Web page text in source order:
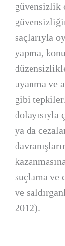
güvensizlik
saçlarıyla
yapma,
uyanma ve
gibi
dolayısıyla
ya da
suçlama ve
ve
2012).